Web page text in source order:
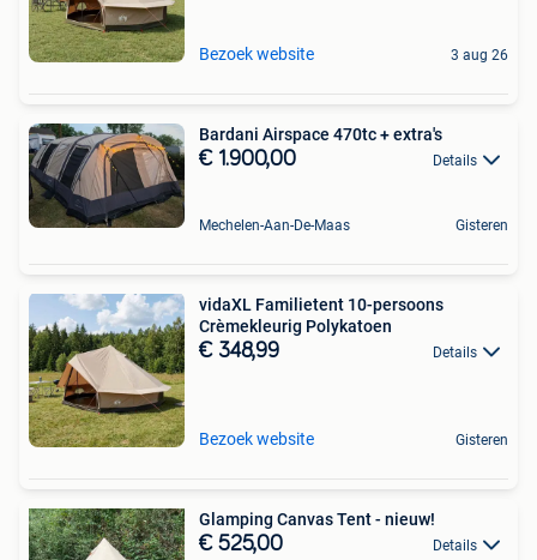
Bezoek website 3 aug 26
Bardani Airspace 470tc + extra's
€ 1.900,00 Details
Mechelen-Aan-De-Maas Gisteren
vidaXL Familietent 10-persoons
Crèmekleurig Polykatoen
€ 348,99 Details
Bezoek website Gisteren
Glamping Canvas Tent - nieuw!
€ 525,00 Details